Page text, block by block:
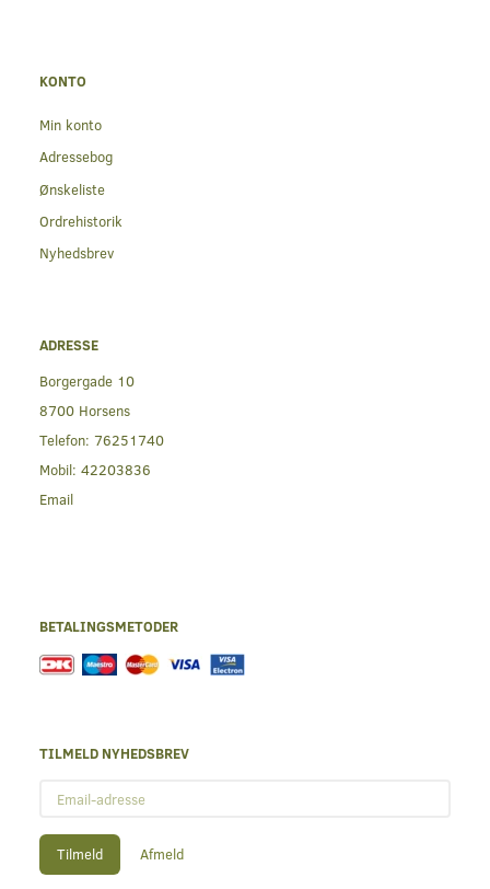
KONTO
Min konto
Adressebog
Ønskeliste
Ordrehistorik
Nyhedsbrev
ADRESSE
Borgergade 10
8700 Horsens
Telefon: 76251740
Mobil: 42203836
Email
BETALINGSMETODER
TILMELD NYHEDSBREV
adresse
Tilmeld Afmeld